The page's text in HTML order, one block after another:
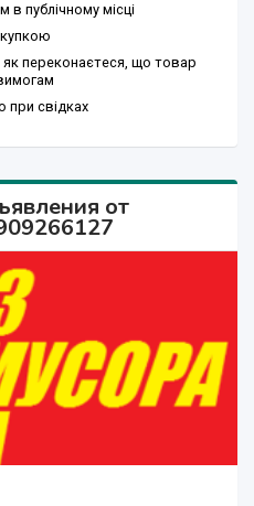
публічному місці
як переконаєтеся, що товар
при свідках
от
60 $
70 $
70 $
100 $
50 $
1 000 000 сўм
50 $
70 $
60 $
70 $